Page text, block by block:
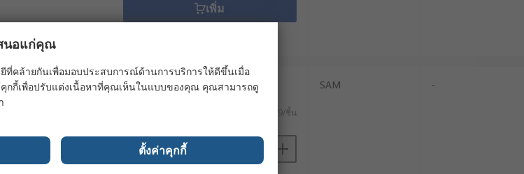
เพิ่ม
ต็อกของผู้ผลิต
Corded Rotary
209-166
นส่วนของผู้ผลิต / Mfr. Part No.
ยอดรวมย่อย (1 ชิ้น)
THB2,512.19/ชิ้น
SAM -
นอแก่คุณ
ที่คล้ายกันเพื่อมอบประสบการณ์ด้านการบริการให้ดีขึ้นเมื่อ
กกี้เพื่อปรับแต่งเนื้อหาที่คุณเห็นในแบบของคุณ คุณสามารถดู
ตั้งค่าคุกกี้